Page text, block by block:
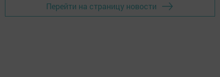
Перейти на страницу новости